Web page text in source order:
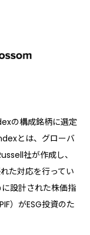
の構成銘柄に選定
とは、グローバ
社が作成し、
た対応を行ってい
設計された株価指
）がESG投資のた